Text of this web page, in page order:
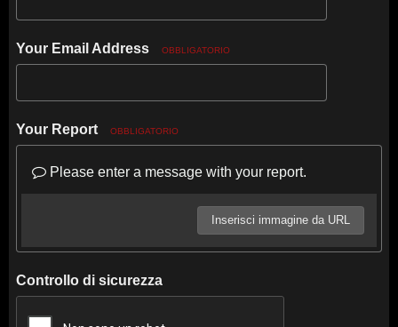
Your Email Address OBBLIGATORIO
Your Report OBBLIGATORIO
Please enter a message with your report.
Inserisci immagine da URL
Controllo di sicurezza